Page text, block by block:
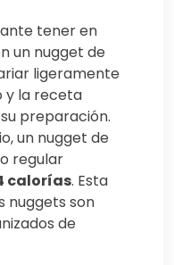
tener en
un nugget de
ligeramente
y la receta
preparación.
un nugget de
regular
calorías. Esta
nuggets son
de